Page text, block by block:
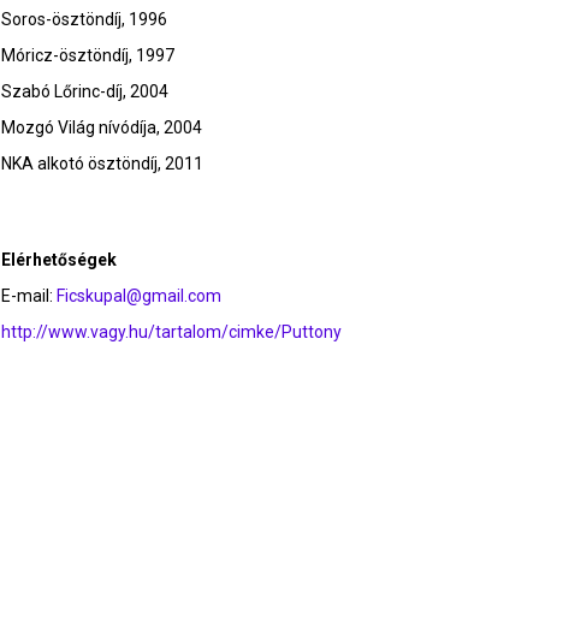
Soros-ösztöndíj, 1996
Móricz-ösztöndíj, 1997
Szabó Lőrinc-díj, 2004
Mozgó Világ nívódíja, 2004
NKA alkotó ösztöndíj, 2011
Elérhetőségek
E-mail: Ficskupal@gmail.com
http://www.vagy.hu/tartalom/cimke/Puttony